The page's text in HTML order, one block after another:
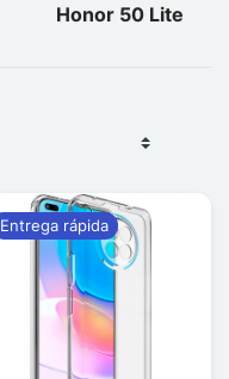
Honor 50 Lite
Entrega rápida